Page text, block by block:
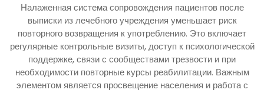
Налаженная система сопровождения пациентов после
выписки из лечебного учреждения уменьшает риск
повторного возвращения к употреблению. Это включает
регулярные контрольные визиты, доступ к психологической
поддержке, связи с сообществами трезвости и при
необходимости повторные курсы реабилитации. Важным
элементом является просвещение населения и работа с